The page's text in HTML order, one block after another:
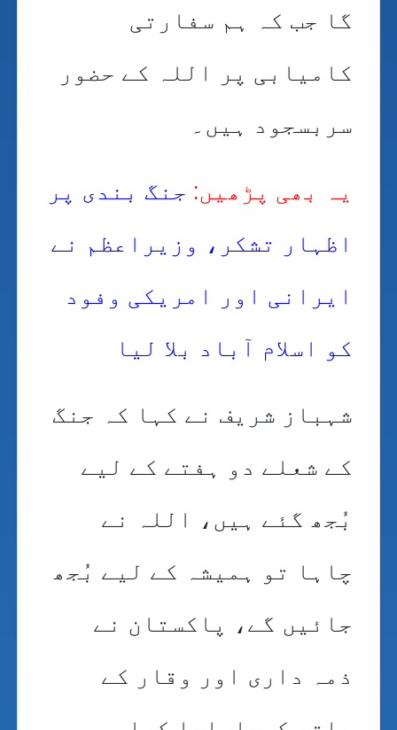
گا جب کہ ہم سفارتی
کامیابی پر اللہ کے حضور
سربسجود ہیں۔
یہ بھی پڑھیں: جنگ بندی پر
اظہار تشکر، وزیراعظم نے
ایرانی اور امریکی وفود
کو اسلام آباد بلا لیا
شہباز شریف نے کہا کہ جنگ
کے شعلے دو ہفتے کے لیے
بُجھ گئے ہیں، اللہ نے
چاہا تو ہمیشہ کے لیے بُجھ
جائیں گے، پاکستان نے
ذمہ داری اور وقار کے